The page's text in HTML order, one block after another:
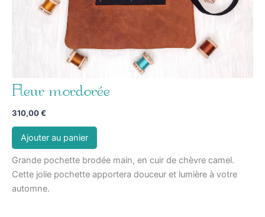
Fleur mordorée
310,00€
Ajouter au panier
Grande pochette brodée main, en cuir de chèvre camel.
Cette jolie pochette apportera douceur et lumière à votre
automne.